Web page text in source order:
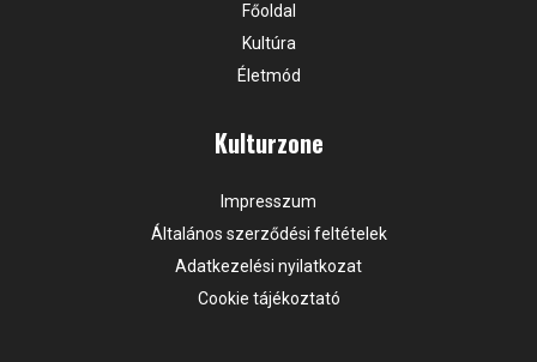
Főoldal
Kultúra
Életmód
Kulturzone
Impresszum
Általános szerződési feltételek
Adatkezelési nyilatkozat
Cookie tájékoztató